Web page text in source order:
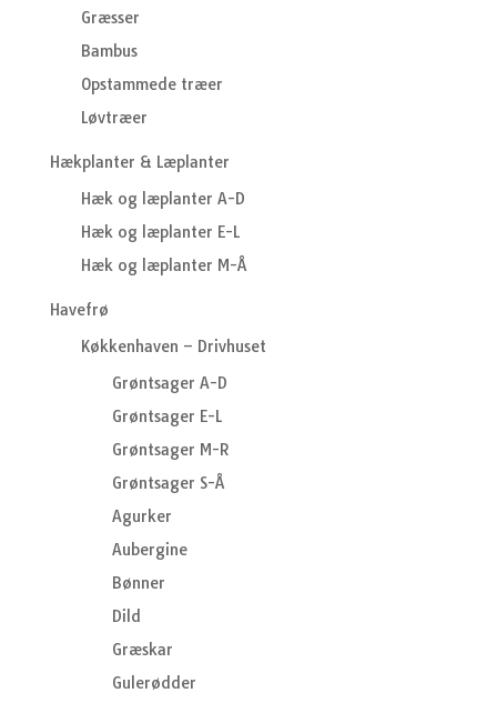
Græsser
Bambus
Opstammede træer
Løvtræer
Hækplanter & Læplanter
Hæk og læplanter A-D
Hæk og læplanter E-L
Hæk og læplanter M-Å
Havefrø
Køkkenhaven – Drivhuset
Grøntsager A-D
Grøntsager E-L
Grøntsager M-R
Grøntsager S-Å
Agurker
Aubergine
Bønner
Dild
Græskar
Gulerødder